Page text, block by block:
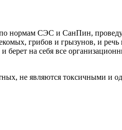
нормам СЭС и СанПин,
грибов и грызунов, и речь
на себя все
не являются токсичными и